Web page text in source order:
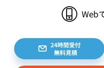
Web
24時間受付
無料見積